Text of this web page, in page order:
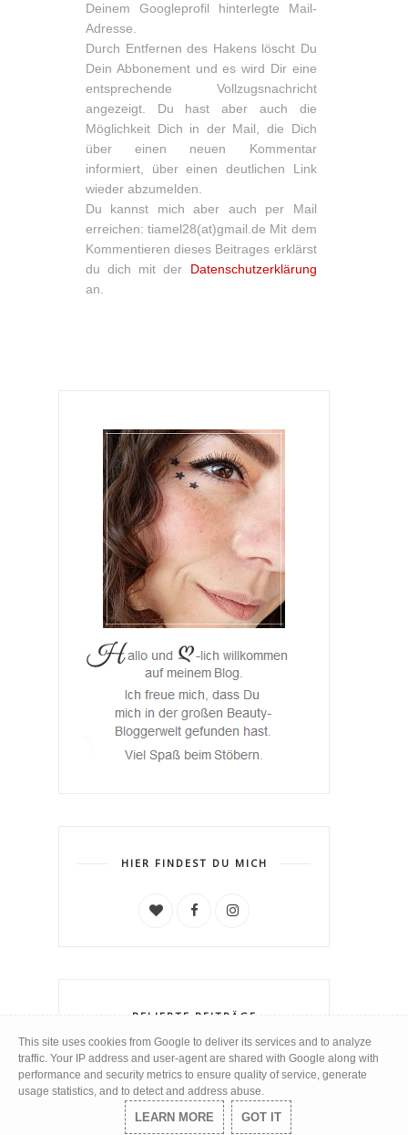
Deinem Googleprofil hinterlegte Mail-
Adresse.
Durch Entfernen des Hakens löscht Du
Dein Abbonement und es wird Dir eine
entsprechende Vollzugsnachricht
angezeigt. Du hast aber auch die
Möglichkeit Dich in der Mail, die Dich
über einen neuen Kommentar
informiert, über einen deutlichen Link
wieder abzumelden.
Du kannst mich aber auch per Mail
erreichen: tiamel28(at)gmail.de Mit dem
Kommentieren dieses Beitrages erklärst
du dich mit der Datenschutzerklärung
an.
HIER FINDEST DU MICH
BELIEBTE BEITRÄGE
[Review] Balea Peel-Off
Maske und Peel-Off Maske
time to Glamour
This site uses cookies from Google to deliver its services and to analyze
traffic. Your IP address and user-agent are shared with Google along with
performance and security metrics to ensure quality of service, generate
usage statistics, and to detect and address abuse.
LEARN MORE GOT IT